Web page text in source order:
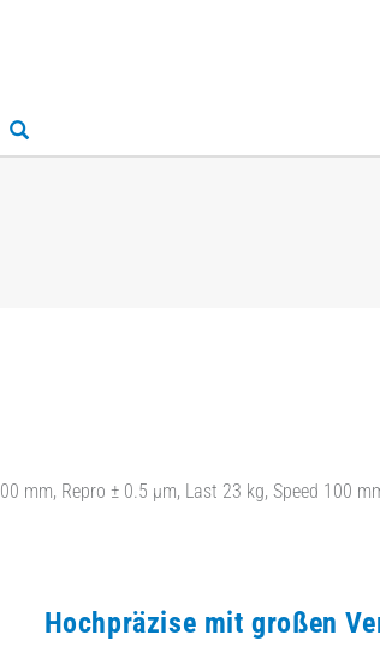
mm, Repro ± 0.5 µm, Last 23 kg, Speed 100
Hochpräzise mit großen